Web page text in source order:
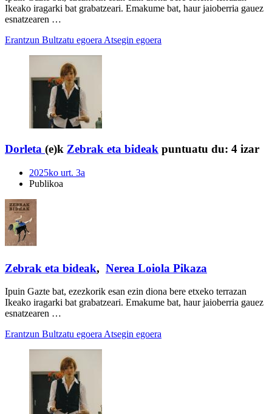
Ikeako iragarki bat grabatzeari. Emakume bat, haur jaioberria gauez
esnatzearen …
Erantzun Bultzatu egoera Atsegin egoera
Dorleta (e)k Zebrak eta bideak puntuatu du: 4 izar
2025ko urt. 3a
Publikoa
Zebrak eta bideak, Nerea Loiola Pikaza
Ipuin Gazte bat, ezezkorik esan ezin diona bere etxeko terrazan
Ikeako iragarki bat grabatzeari. Emakume bat, haur jaioberria gauez
esnatzearen …
Erantzun Bultzatu egoera Atsegin egoera